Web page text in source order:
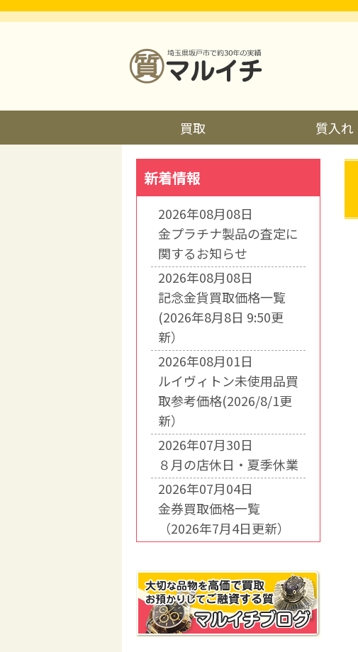
買取 質入れ
新着情報
2026年08月08日
金プラチナ製品の査定に
関するお知らせ
2026年08月08日
記念金貨買取価格一覧
(2026年8月8日 9:50更
新）
2026年08月01日
ルイヴィトン未使用品買
取参考価格(2026/8/1更
新）
2026年07月30日
８月の店休日・夏季休業
2026年07月04日
金券買取価格一覧
（2026年7月4日更新）